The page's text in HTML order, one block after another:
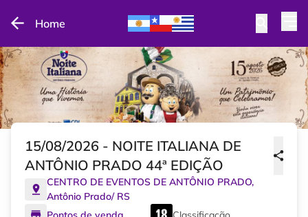
Home
15/08/2026 - NOITE ITALIANA DE
ANTÔNIO PRADO 44ª EDIÇÃO
CENTRO DE EVENTOS DE ANTÔNIO PRADO,
Antônio Prado/ RS